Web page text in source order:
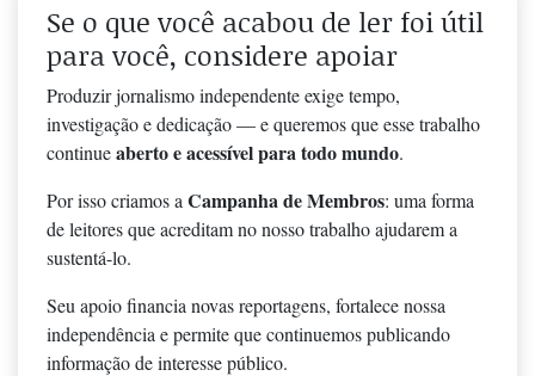
Se o que você acabou de ler foi útil
para você, considere apoiar
Produzir jornalismo independente exige tempo,
investigação e dedicação — e queremos que esse trabalho
continueaberto e acessível para todo mundo.
Por isso criamos a Campanha de Membros: uma forma
de leitores que acreditam no nosso trabalho ajudarem a
sustentá-lo.
Seu apoio financia novas reportagens, fortalece nossa
independência e permite que continuemos publicando
informação de interesse público.